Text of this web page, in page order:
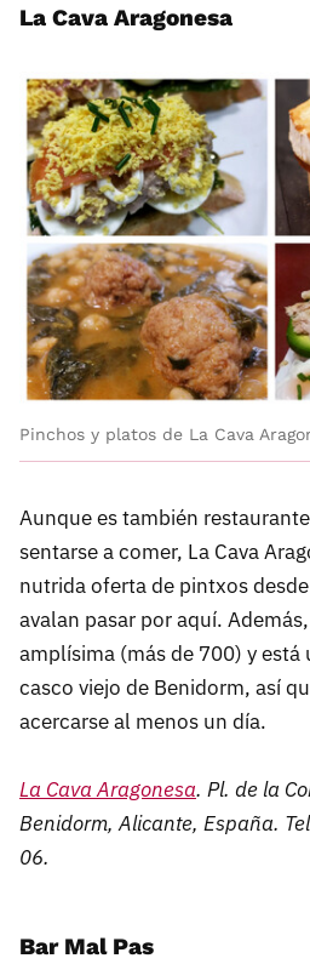
La Cava Aragonesa
Pinchos y platos de La Cava
Aunque es también
sentarse a comer, La Cava
nutrida oferta de pintxos
avalan pasar por aquí.
amplísima (más de 700) y está
casco viejo de Benidorm, así
acercarse al menos un día.
La Cava Aragonesa. Pl. de la
Benidorm, Alicante, España.
06.
Bar Mal Pas